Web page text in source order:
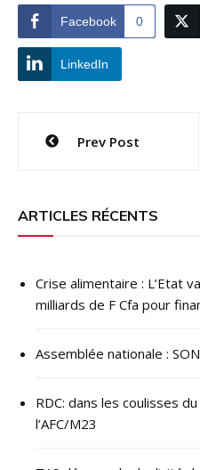
Facebook 0
LinkedIn
Navigation
l’article
Prev Post
ARTICLES RÉCENTS
Crise alimentaire : L’Etat
milliards de F Cfa pour
Assemblée nationale :
RDC: dans les coulisses
l’AFC/M23